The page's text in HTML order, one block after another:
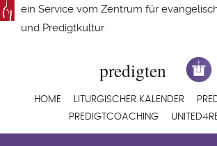
Direkt
zum
ein Service vom Zentrum für
und Predigtkultur
Hauptnavigation
HOME LITURGISCHER KALENDER
PREDIGTCOACHING